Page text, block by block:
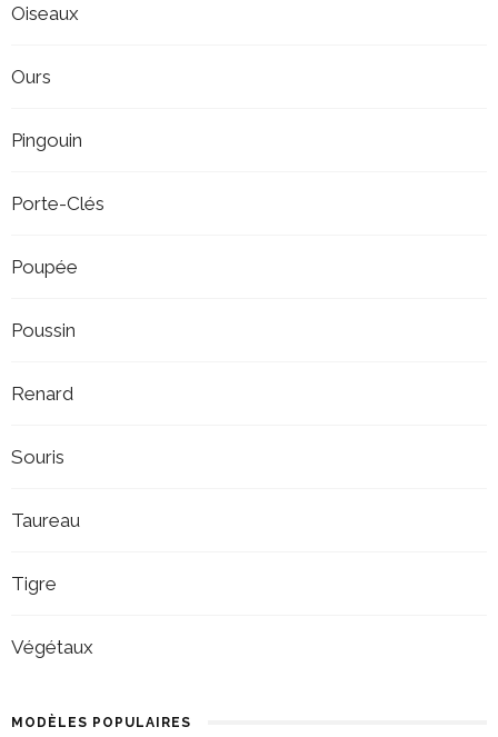
Oiseaux
Ours
Pingouin
Porte-Clés
Poupée
Poussin
Renard
Souris
Taureau
Tigre
Végétaux
MODÈLES POPULAIRES